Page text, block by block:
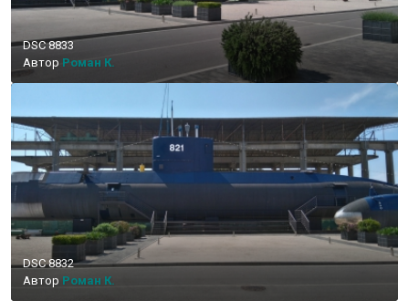
DSC 8833
Автор Роман К.
DSC 8832
Автор Роман К.